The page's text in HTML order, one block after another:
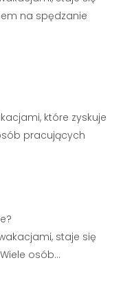
na spędzanie
które zyskuje
pracujących
staje się
osób…